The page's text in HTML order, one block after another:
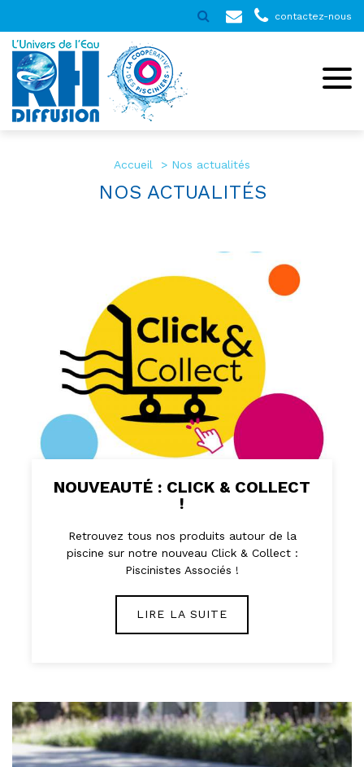
contactez-nous
Accueil Nos actualités
NOS ACTUALITÉS
NOUVEAUTÉ : CLICK & COLLECT
!
Retrouvez tous nos produits autour de la
piscine sur notre nouveau Click & Collect :
Piscinistes Associés !
LIRE LA SUITE